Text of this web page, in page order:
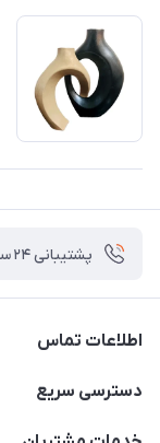
پشتیبانی ۲۴ ساعته
اطلاعات تماس
02177111474
دسترسی سریع
حساب کاربری